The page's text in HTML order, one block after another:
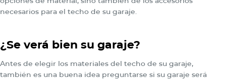
necesarios para el techo de su garaje.
¿Se verá bien su garaje?
Antes de elegir los materiales del techo de su garaje,
también es una buena idea preguntarse si su garaje será